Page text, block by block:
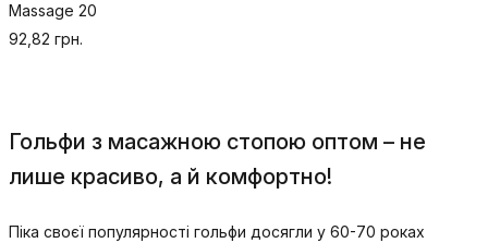
Massage 20
92,82 грн.
Гольфи з масажною стопою оптом – не
лише красиво, а й комфортно!
Піка своєї популярності гольфи досягли у 60-70 роках